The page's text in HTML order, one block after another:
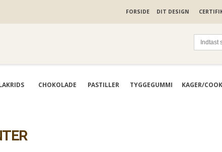
FORSIDE DIT DESIGN
CHOKOLADE PASTILLER TYGGEGUMMI KAGER/